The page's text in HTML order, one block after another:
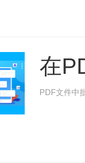
在
PDF文件中